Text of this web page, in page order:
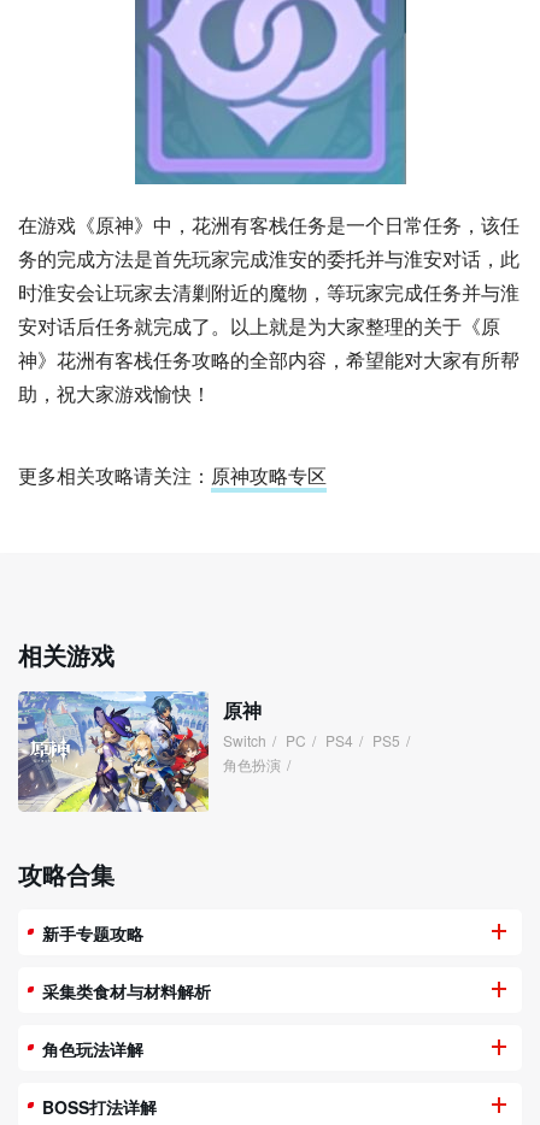
在游戏《原神》中，花洲有客栈任务是一个日常任务，该任
务的完成方法是首先玩家完成淮安的委托并与淮安对话，此
时淮安会让玩家去清剿附近的魔物，等玩家完成任务并与淮
安对话后任务就完成了。以上就是为大家整理的关于《原
神》花洲有客栈任务攻略的全部内容，希望能对大家有所帮
助，祝大家游戏愉快！
更多相关攻略请关注： 原神攻略专区
相关游戏
原神
Switch / PC / PS4 / PS5 /
角色扮演 /
攻略合集
新手专题攻略
采集类食材与材料解析
角色玩法详解
BOSS打法详解